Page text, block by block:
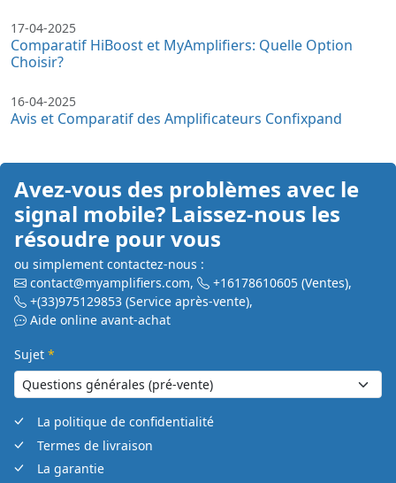
17-04-2025
Comparatif HiBoost et MyAmplifiers: Quelle Option
Choisir?
16-04-2025
Avis et Comparatif des Amplificateurs Confixpand
Avez-vous des problèmes avec le
signal mobile? Laissez-nous les
résoudre pour vous
ou simplement contactez-nous :
contact@myamplifiers.com, +16178610605 (Ventes),
+(33)975129853 (Service après-vente),
Aide online avant-achat
Sujet *
La politique de confidentialité
Termes de livraison
La garantie